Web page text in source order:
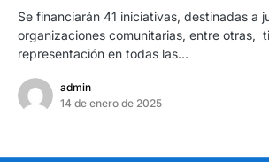
Se financiarán 41 iniciativas, destinadas a
organizaciones comunitarias, entre otras,
representación en todas las…
admin
14 de enero de 2025